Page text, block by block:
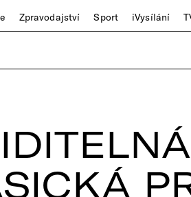
Zpravodajství Sport iVysílání